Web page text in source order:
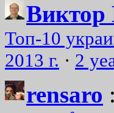
Виктор
Топ-10
2013 г. · 2
rensaro